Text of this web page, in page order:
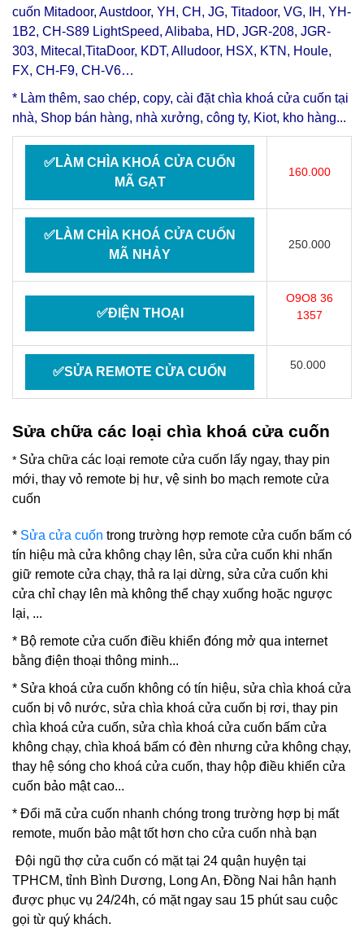
cuốn Mitadoor, Austdoor, YH, CH, JG, Titadoor, VG, IH, YH-
1B2, CH-S89 LightSpeed, Alibaba, HD, JGR-208, JGR-
303, Mitecal,TitaDoor, KDT, Alludoor, HSX, KTN, Houle,
FX, CH-F9, CH-V6…
* Làm thêm, sao chép, copy, cài đặt chìa khoá cửa cuốn tại
nhà, Shop bán hàng, nhà xưởng, công ty, Kiot, kho hàng...
✅LÀM CHÌA KHOÁ CỬA CUỐN
MÃ GẠT
160.000
✅LÀM CHÌA KHOÁ CỬA CUỐN
MÃ NHẢY
250.000
✅ĐIỆN THOẠI
O9O8 36
1357
✅SỬA REMOTE CỬA CUỐN 50.000
Sửa chữa các loại chìa khoá cửa cuốn
* Sửa chữa các loại remote cửa cuốn lấy ngay, thay pin
mới, thay vỏ remote bị hư, vệ sinh bo mạch remote cửa
cuốn
* Sửa cửa cuốn trong trường hợp remote cửa cuốn bấm có
tín hiệu mà cửa không chạy lên, sửa cửa cuốn khi nhấn
giữ remote cửa chạy, thả ra lại dừng, sửa cửa cuốn khi
cửa chỉ chạy lên mà không thể chạy xuống hoặc ngược
lại, ...
* Bộ remote cửa cuốn điều khiển đóng mở qua internet
bằng điện thoại thông minh...
* Sửa khoá cửa cuốn không có tín hiệu, sửa chìa khoá cửa
cuốn bị vô nước, sửa chìa khoá cửa cuốn bị rơi, thay pin
chìa khoá cửa cuốn, sửa chìa khoá cửa cuốn bấm cửa
không chạy, chìa khoá bấm có đèn nhưng cửa không chạy,
thay hệ sóng cho khoá cửa cuốn, thay hộp điều khiển cửa
cuốn bảo mật cao...
* Đổi mã cửa cuốn nhanh chóng trong trường hợp bị mất
remote, muốn bảo mật tốt hơn cho cửa cuốn nhà bạn
Đội ngũ thợ cửa cuốn có mặt tại 24 quận huyện tại
TPHCM, tỉnh Bình Dương, Long An, Đồng Nai hân hạnh
được phục vụ 24/24h, có mặt ngay sau 15 phút sau cuộc
gọi từ quý khách.